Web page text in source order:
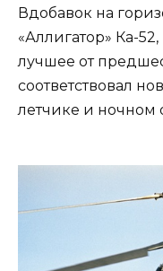
Вдобавок на
«Аллигатор» Ка-
лучшее от
соответствовал
летчике и ночном